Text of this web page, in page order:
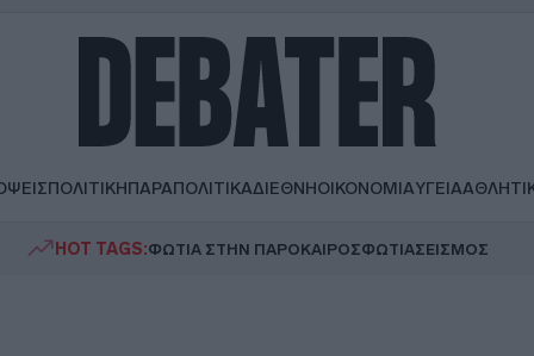
ΠΟΛΙΤΙΚΗΠΑΡΑΠΟΛΙΤΙΚΑΔΙΕΘΝΗΟΙΚΟΝΟΜΙΑΥΓΕΙΑ
HOT TAGS:ΦΩΤΙΑ ΣΤΗΝ ΠΑΡΟΚΑΙΡΟΣΦΩΤΙΑΣΕΙΣΜΟΣ